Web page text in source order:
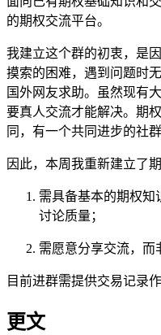
的期权交流平台。
我建立这个群的初衷，是
摸索的困难，遇到问题时
国外网友求助。虽然现有
要真人交流才能解决。期
同，有一个共同进步的社
因此，本周我重新建立了
需具备基本的期权知
讨论质量；
需愿意分享交流，而
目前进群需提供交易记录作
更文